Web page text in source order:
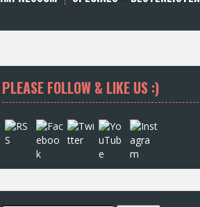
PLEASE FOLLOW & LIKE US :)